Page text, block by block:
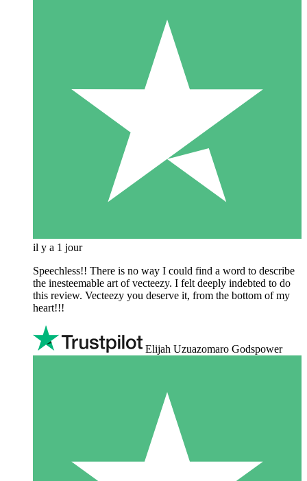
il y a 1 jour
Speechless!! There is no way I could find a word to describe
the inesteemable art of vecteezy. I felt deeply indebted to do
this review. Vecteezy you deserve it, from the bottom of my
heart!!!
Elijah Uzuazomaro Godspower